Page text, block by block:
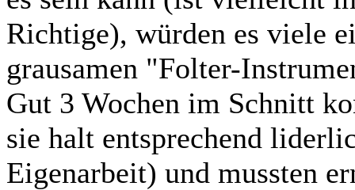
Richtige), würden es viele
grausamen "Folter-
Gut 3 Wochen im Schnitt
sie halt entsprechend
Eigenarbeit) und mussten